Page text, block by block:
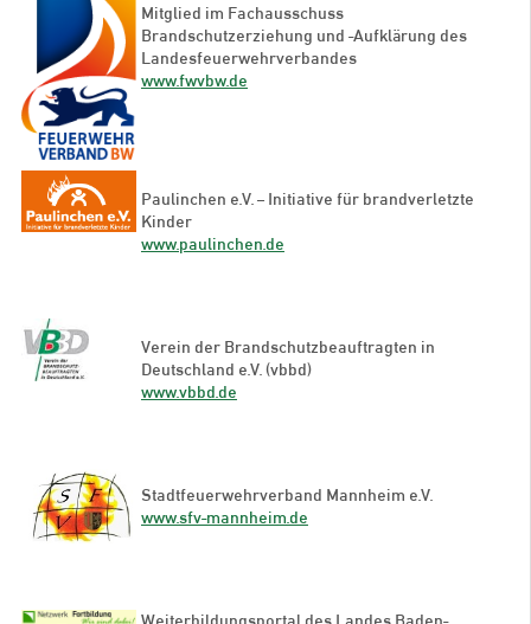
Mitglied im Fachausschuss
Brandschutzerziehung und -Aufklärung des
Landesfeuerwehrverbandes
www.fwvbw.de
Paulinchen e.V. – Initiative für brandverletzte
Kinder
www.paulinchen.de
Verein der Brandschutzbeauftragten in
Deutschland e.V. (vbbd)
www.vbbd.de
Stadtfeuerwehrverband Mannheim e.V.
www.sfv-mannheim.de